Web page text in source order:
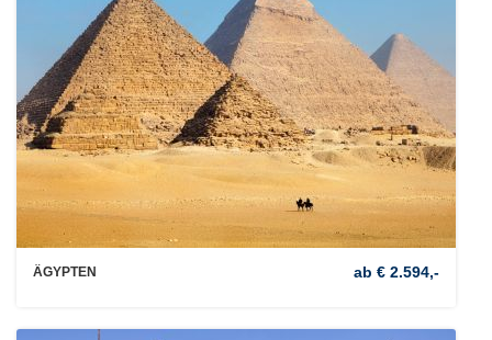
ÄGYPTEN ab € 2.594,-